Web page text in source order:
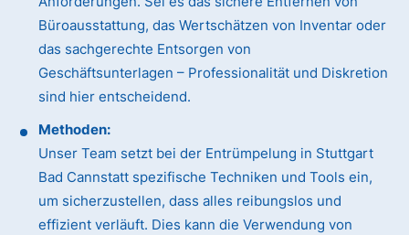
Büroausstattung, das Wertschätzen von Inventar oder
das sachgerechte Entsorgen von
Geschäftsunterlagen – Professionalität und Diskretion
sind hier entscheidend.
Methoden:
Unser Team setzt bei der Entrümpelung in Stuttgart
Bad Cannstatt spezifische Techniken und Tools ein,
um sicherzustellen, dass alles reibungslos und
effizient verläuft. Dies kann die Verwendung von